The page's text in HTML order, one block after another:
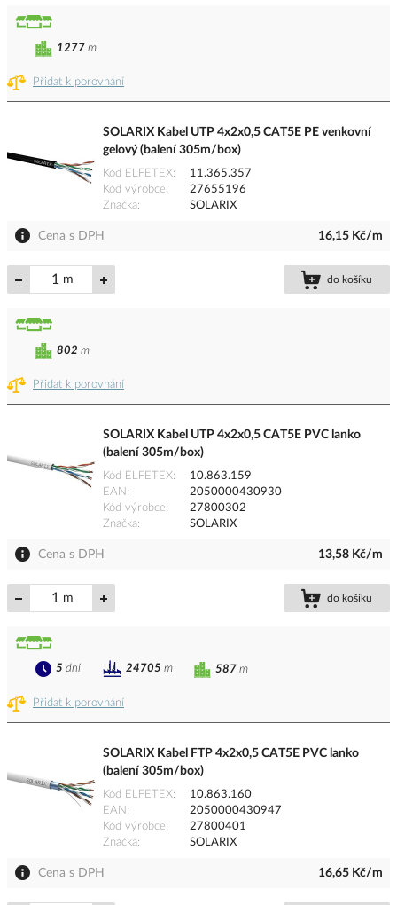
Přidat k porovnání
1277 m
SOLARIX Kabel UTP 4x2x0,5 CAT5E PE venkovní
gelový (balení 305m/box)
Kód ELFETEX
11.365.357
Kód výrobce
27655196
Značka
SOLARIX
Cena s DPH 16,15 Kč/m
m do košíku
Přidat k porovnání
802 m
SOLARIX Kabel UTP 4x2x0,5 CAT5E PVC lanko
(balení 305m/box)
Kód ELFETEX
10.863.159
EAN
2050000430930
Kód výrobce
27800302
Značka
SOLARIX
Cena s DPH 13,58 Kč/m
m do košíku
Přidat k porovnání
587 m
5 dní 24705 m
SOLARIX Kabel FTP 4x2x0,5 CAT5E PVC lanko
(balení 305m/box)
Kód ELFETEX
10.863.160
EAN
2050000430947
Kód výrobce
27800401
Značka
SOLARIX
Cena s DPH 16,65 Kč/m